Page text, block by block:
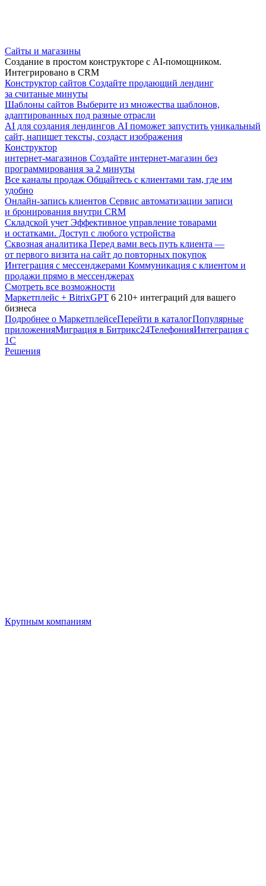
Сайты и магазины
Создание в простом конструкторе с AI-помощником.
Интегрировано в CRM
Конструктор сайтов Создайте продающий лендинг
за считаные минуты
Шаблоны сайтов Выберите из множества шаблонов,
адаптированных под разные отрасли
AI для создания лендингов AI поможет запустить уникальный
сайт, напишет тексты, создаст изображения
Конструктор
интернет-магазинов Создайте интернет-магазин без
программирования за 2 минуты
Все каналы продаж Общайтесь с клиентами там, где им
удобно
Онлайн-запись клиентов Сервис автоматизации записи
и бронирования внутри CRM
Складской учет Эффективное управление товарами
и остатками. Доступ с любого устройства
Сквозная аналитика Перед вами весь путь клиента —
от первого визита на сайт до повторных покупок
Интеграция с мессенджерами Коммуникация с клиентом и
продажи прямо в мессенджерах
Смотреть все возможности
Маркетплейс + BitrixGPT 6 210+ интеграций для вашего
бизнеса
Подробнее о МаркетплейсеПерейти в каталогПопулярные
приложенияМиграция в Битрикс24ТелефонияИнтеграция с
1С
Решения
Крупным компаниям